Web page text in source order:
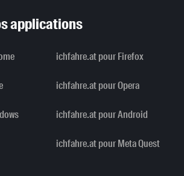
applications
ichfahre.at pour Firefox
ichfahre.at pour Opera
ichfahre.at pour Android
ichfahre.at pour Meta Quest